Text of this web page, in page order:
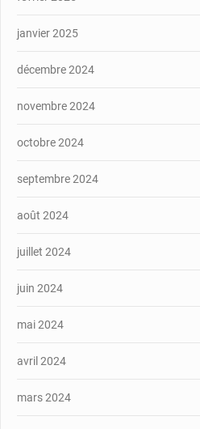
janvier 2025
décembre 2024
novembre 2024
octobre 2024
septembre 2024
août 2024
juillet 2024
juin 2024
mai 2024
avril 2024
mars 2024